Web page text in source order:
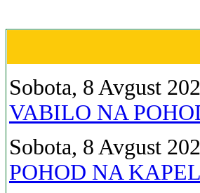
Sobota, 8 Avgust
VABILO NA
Sobota, 8 Avgust
POHOD NA